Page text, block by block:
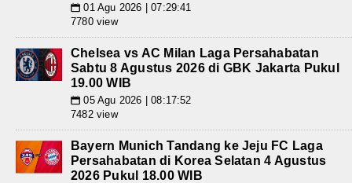
📅 01 Agu 2026 | 07:29:41
7780 view
Chelsea vs AC Milan Laga Persahabatan
Sabtu 8 Agustus 2026 di GBK Jakarta Pukul
19.00 WIB
📅 05 Agu 2026 | 08:17:52
7482 view
Bayern Munich Tandang ke Jeju FC Laga
Persahabatan di Korea Selatan 4 Agustus
2026 Pukul 18.00 WIB